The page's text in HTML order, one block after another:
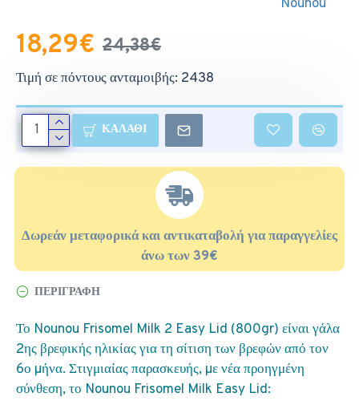
Nounou
18,29€ 24,38€
Τιμή σε πόντους ανταμοιβής: 2438
ΚΑΛΆΘΙ
Δωρεάν μεταφορικά και αντικαταβολή για παραγγελίες
άνω των 39€
ΠΕΡΙΓΡΑΦΉ
Το Nounou Frisomel Milk 2 Easy Lid (800gr) είναι γάλα
2ης βρεφικής ηλικίας για τη σίτιση των βρεφών από τον
6ο µήνα. Στιγμιαίας παρασκευής, µε νέα προηγμένη
σύνθεση, το Nounou Frisomel Milk Easy Lid: